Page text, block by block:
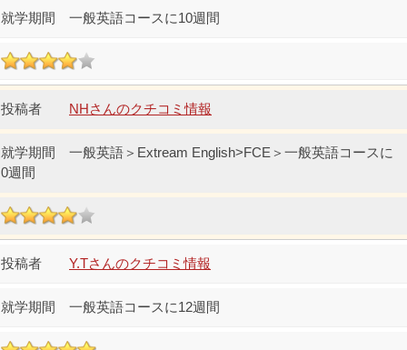
一般英語コースに10週間
NHさんのクチコミ情報
一般英語＞Extream English>FCE＞一般英語コースに
0週間
Y.Tさんのクチコミ情報
一般英語コースに12週間